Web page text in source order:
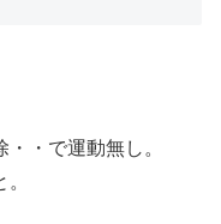
・で運動無し。